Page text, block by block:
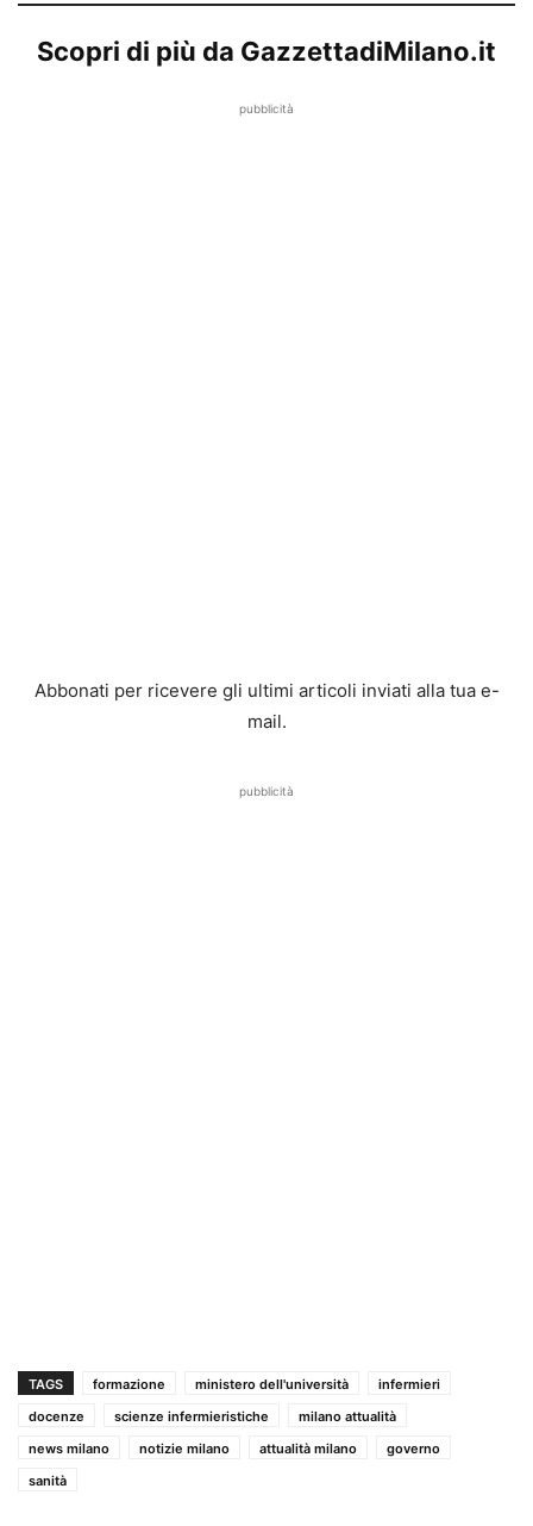
Scopri di più da GazzettadiMilano.it
pubblicità
Abbonati per ricevere gli ultimi articoli inviati alla tua e-
mail.
pubblicità
TAGS formazione ministero dell'università
infermieri
docenze
scienze infermieristiche
milano attualità
news milano
notizie milano attualità milano
governo
sanità